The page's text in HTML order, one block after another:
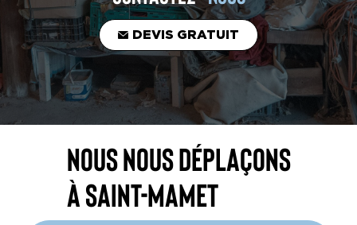
DEVIS GRATUIT
Nous nous déplaçons
à Saint-Mamet